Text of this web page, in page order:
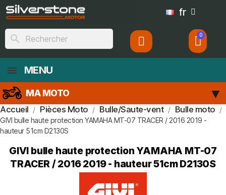
fr
search
MENU
MA MOTO
Accueil Pièces Moto Bulle/Saute-vent Bulle moto
GIVI bulle haute protection YAMAHA MT-07 TRACER / 2016 2019 -
hauteur 51cm D2130S
GIVI bulle haute protection YAMAHA MT-07
TRACER / 2016 2019 - hauteur 51cm D2130S